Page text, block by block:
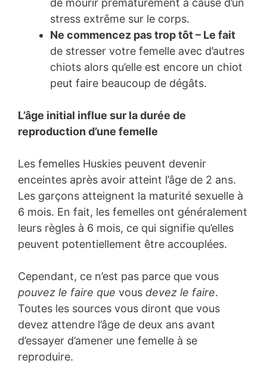
de mourir prématurément à cause d’un
stress extrême sur le corps.
Ne commencez pas trop tôt – Le fait
de stresser votre femelle avec d’autres
chiots alors qu’elle est encore un chiot
peut faire beaucoup de dégâts.
L’âge initial influe sur la durée de
reproduction d’une femelle
Les femelles Huskies peuvent devenir
enceintes après avoir atteint l’âge de 2 ans.
Les garçons atteignent la maturité sexuelle à
6 mois. En fait, les femelles ont généralement
leurs règles à 6 mois, ce qui signifie qu’elles
peuvent potentiellement être accouplées.
Cependant, ce n’est pas parce que vous
pouvez le faire que vous devez le faire.
Toutes les sources vous diront que vous
devez attendre l’âge de deux ans avant
d’essayer d’amener une femelle à se
reproduire.